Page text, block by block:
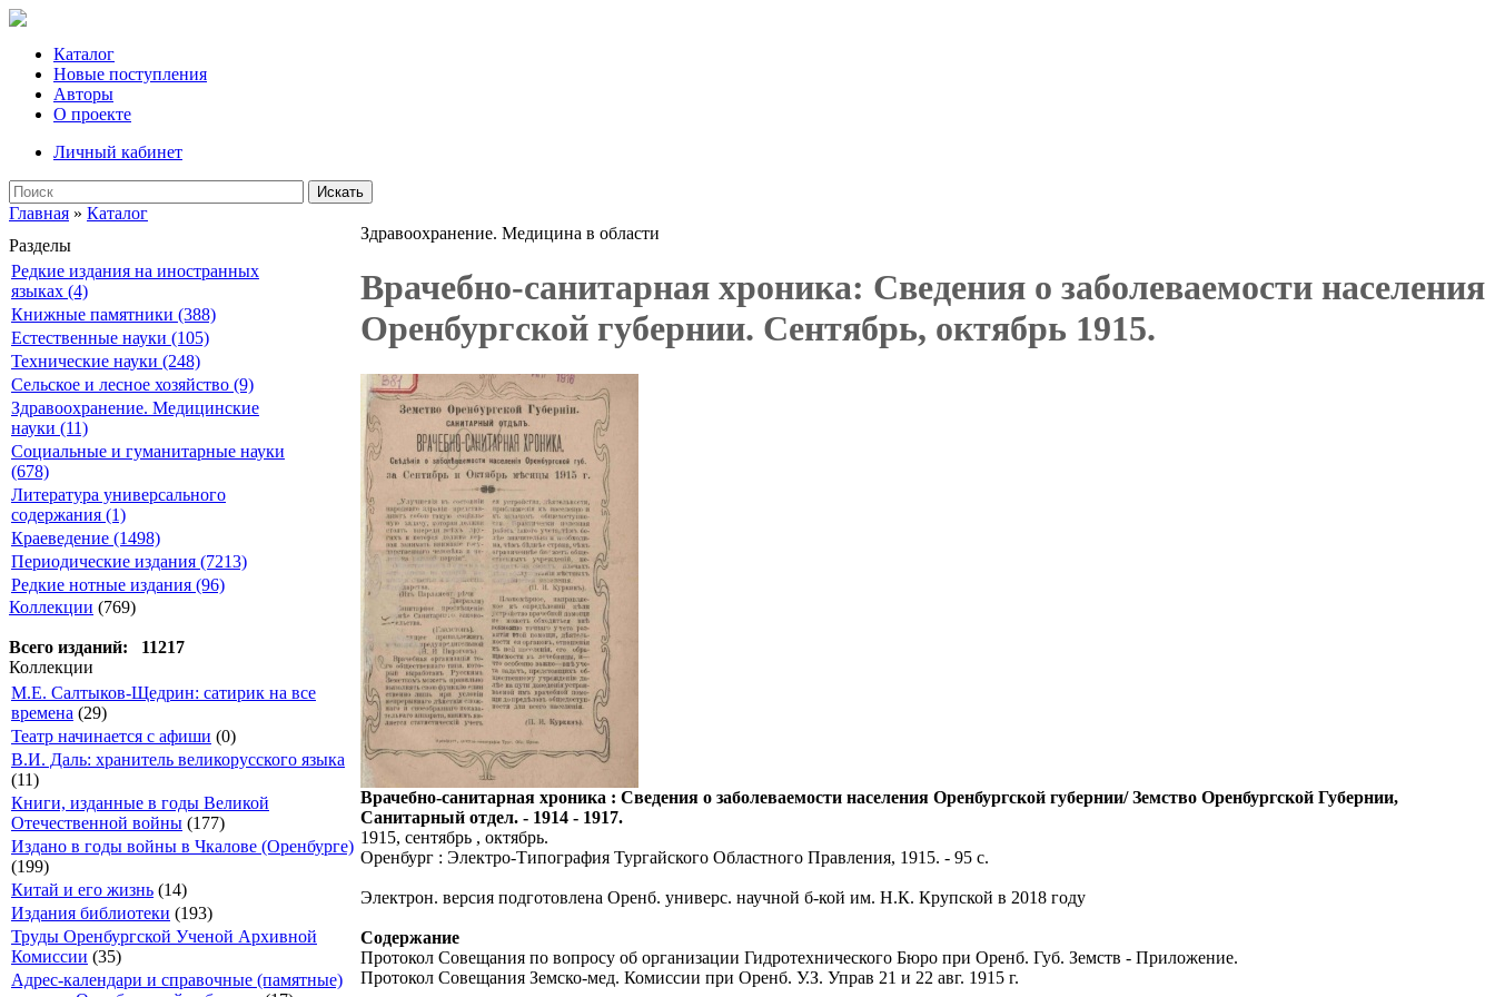
Каталог
Новые поступления
Авторы
О проекте
Личный кабинет
Искать
Главная » Каталог
Разделы
Редкие издания на иностранных
языках (4)
Книжные памятники (388)
Естественные науки (105)
Технические науки (248)
Сельское и лесное хозяйство (9)
Здравоохранение. Медицинские
науки (11)
Социальные и гуманитарные науки
(678)
Литература универсального
содержания (1)
Краеведение (1498)
Периодические издания (7213)
Редкие нотные издания (96)
Коллекции (769)
Всего изданий: 11217
Коллекции
М.Е. Салтыков-Щедрин: сатирик на все
времена (29)
Театр начинается с афиши (0)
В.И. Даль: хранитель великорусского языка
(11)
Книги, изданные в годы Великой
Отечественной войны (177)
Издано в годы войны в Чкалове (Оренбурге)
(199)
Китай и его жизнь (14)
Издания библиотеки (193)
Труды Оренбургской Ученой Архивной
Комиссии (35)
Адрес-календари и справочные (памятные)
Здравоохранение. Медицина в области
Врачебно-санитарная хроника: Сведения о заболеваемости населения
Оренбургской губернии. Сентябрь, октябрь 1915.
Врачебно-санитарная хроника : Сведения о заболеваемости населения Оренбургской губернии/ Земство Оренбургской Губернии,
Санитарный отдел. - 1914 - 1917.
1915, сентябрь , октябрь.
Оренбург : Электро-Типография Тургайского Областного Правления, 1915. - 95 с.
Электрон. версия подготовлена Оренб. универс. научной б-кой им. Н.К. Крупской в 2018 году
Содержание
Протокол Совещания по вопросу об организации Гидротехнического Бюро при Оренб. Губ. Земств - Приложение.
Протокол Совещания Земско-мед. Комиссии при Оренб. У.З. Управ 21 и 22 авг. 1915 г.